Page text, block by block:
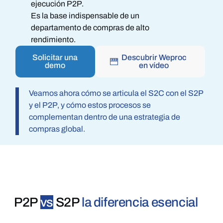
ejecución P2P.
Es la base indispensable de un
departamento de compras de alto
rendimiento.
Solicitar una
demo
Descubrir Weproc
en vídeo
Veamos ahora cómo se articula el S2C con el S2P
y el P2P, y cómo estos procesos se
complementan dentro de una estrategia de
compras global.
P2Pvs S2P la diferencia esencial